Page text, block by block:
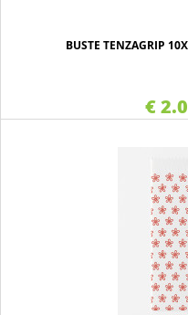
BUSTE TENZAGRIP
€